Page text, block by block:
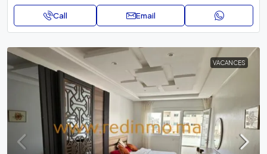
Call Email
VACANCES